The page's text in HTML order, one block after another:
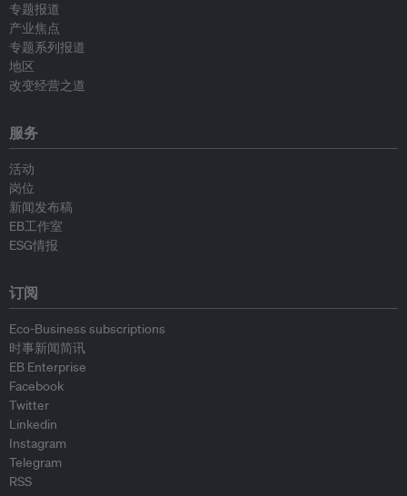
专题报道
产业焦点
专题系列报道
地区
改变经营之道
服务
活动
岗位
新闻发布稿
EB工作室
ESG情报
订阅
Eco-Business subscriptions
时事新闻简讯
EB Enterprise
Facebook
Twitter
Linkedin
Instagram
Telegram
RSS